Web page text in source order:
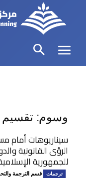
وسوم: تقسيم
سيناريوهات أمام
الرؤى القانونية
للجمهورية
ترجمات قسم الترجمة